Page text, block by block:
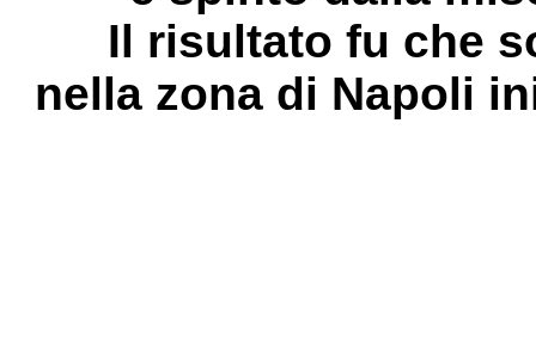
Il risultato fu che
nella zona di Napoli